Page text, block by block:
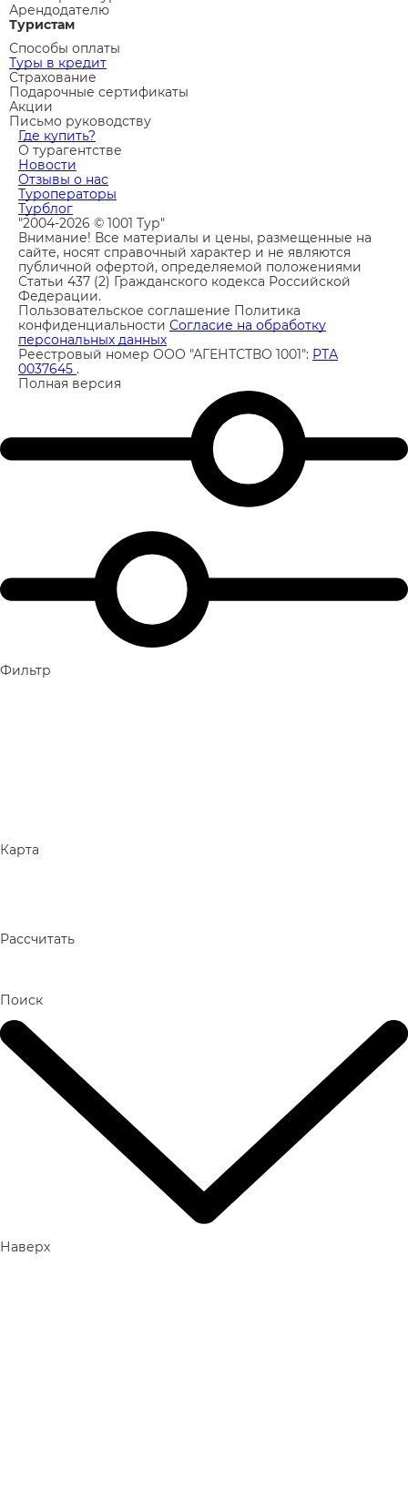
Арендодателю
Туристам
Способы оплаты
Туры в кредит
Страхование
Подарочные сертификаты
Акции
Письмо руководству
Где купить?
О турагентстве
Новости
Отзывы о нас
Туроператоры
Турблог
"2004-2026 © 1001 Тур"
Внимание! Все материалы и цены, размещенные на
сайте, носят справочный характер и не являются
публичной офертой, определяемой положениями
Статьи 437 (2) Гражданского кодекса Российской
Федерации.
Пользовательское соглашение Политика
конфиденциальности Согласие на обработку
персональных данных
Реестровый номер ООО "АГЕНТСТВО 1001": РТА
0037645 .
Полная версия
Фильтр
Карта
Рассчитать
Поиск
Наверх